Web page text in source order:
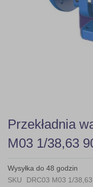
Skip
to
the
beginning
the
images
Przekładnia
M03 1/38,63
Wysyłka do 48 godzin
SKU
DRC03 M03 1/